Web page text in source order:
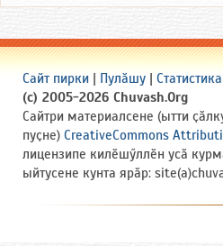
Сайт пирки Пулӑшу
Статистика
(c) 2005-2026 Chuvash.Org
Сайтри материалсене (ытти
пуҫне) CreativeCommons
лицензипе килӗшӳллӗн усӑ
ыйтусене кунта ярӑр: